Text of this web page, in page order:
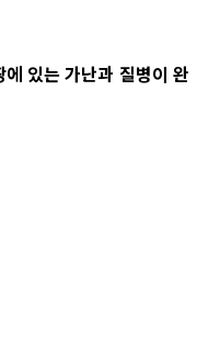
있는 가난과 질병이 완